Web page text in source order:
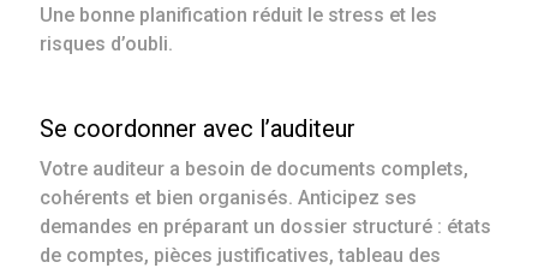
Une bonne planification réduit le stress et les
risques d’oubli.
Se coordonner avec l’auditeur
Votre auditeur a besoin de documents complets,
cohérents et bien organisés. Anticipez ses
demandes en préparant un dossier structuré : états
de comptes, pièces justificatives, tableau des